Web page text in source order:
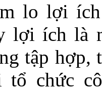
lo lợi
lợi ích là
tập hợp,
tổ chức